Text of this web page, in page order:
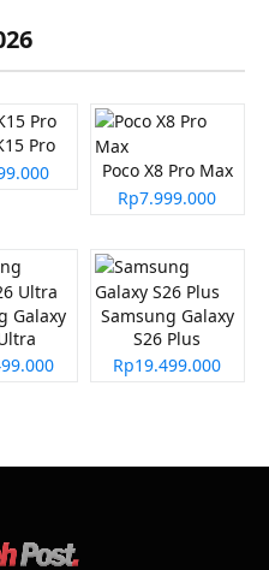
Pro
Poco X8 Pro Max
Rp7.999.000
Galaxy
Samsung Galaxy
S26 Plus
Rp19.499.000